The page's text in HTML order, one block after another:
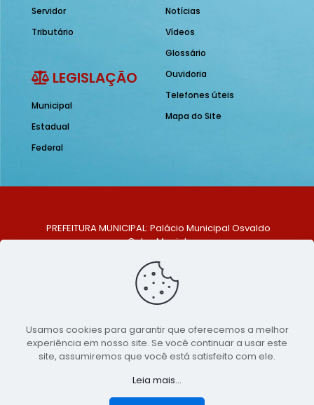
Servidor
Tributário
LEGISLAÇÃO
Municipal
Estadual
Federal
Notícias
Vídeos
Glossário
Ouvidoria
Telefones úteis
Mapa do Site
PREFEITURA MUNICIPAL: Palácio Municipal Osvaldo
Celso Maciel
Centro, São Bento do Una - PE. CEP: 553370-128
TELEFONE: (81) 99548-1569
E-MAIL: ouvidoria@saobentodouna.pe.gov.br
Copyright 2021-2026 - Assessoria de Comunicação da
Prefeitura de São Bento do Una - PE
publicidadeLumusWeb - Agência Digital
Usamos cookies para garantir que oferecemos a melhor
experiência em nosso site. Se você continuar a usar este
site, assumiremos que você está satisfeito com ele.
Leia mais...